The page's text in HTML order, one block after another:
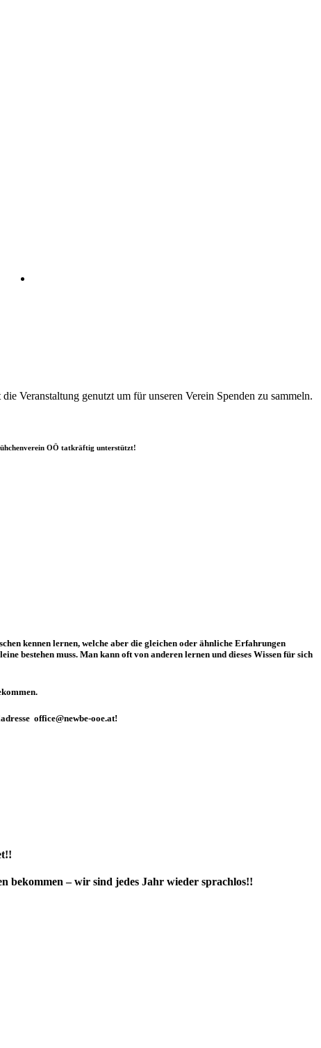
Veranstaltung genutzt um für unseren Verein Spenden zu sammeln.
OÖ tatkräftig unterstützt!
kennen lernen, welche aber die gleichen oder ähnliche Erfahrungen
bestehen muss. Man kann oft von anderen lernen und dieses Wissen für sich
office@newbe-ooe.at!
bekommen – wir sind jedes Jahr wieder sprachlos!!